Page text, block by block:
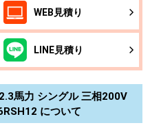
WEB 見積り
LINE見積り
馬力 シングル 三相200V
について